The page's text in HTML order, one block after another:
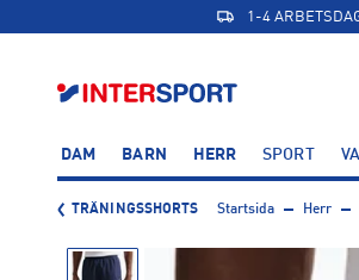
1-4
DAM BARN HERR SPORT
TRÄNINGSSHORTS Startsida Herr